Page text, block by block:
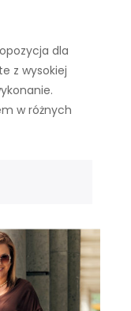
dla
z wysokiej
w różnych